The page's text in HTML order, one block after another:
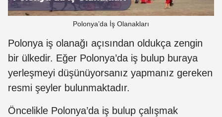
Polonya’da İş Olanakları
Polonya iş olanağı açısından oldukça zengin
bir ülkedir. Eğer Polonya’da iş bulup buraya
yerleşmeyi düşünüyorsanız yapmanız gereken
resmi şeyler bulunmaktadır.
Öncelikle Polonya’da iş bulup çalışmak